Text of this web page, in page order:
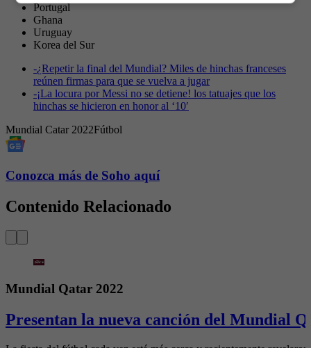
Portugal
Ghana
Uruguay
Korea del Sur
-¿Repetir la final del Mundial? Miles de hinchas franceses
reúnen firmas para que se vuelva a jugar
-¡La locura por Messi no se detiene! los tatuajes que los
hinchas se hicieron en honor al ‘10′
Mundial Catar 2022Fútbol
Conozca más de Soho aquí
Contenido Relacionado
Mundial Qatar 2022
Presentan la nueva canción del Mundial